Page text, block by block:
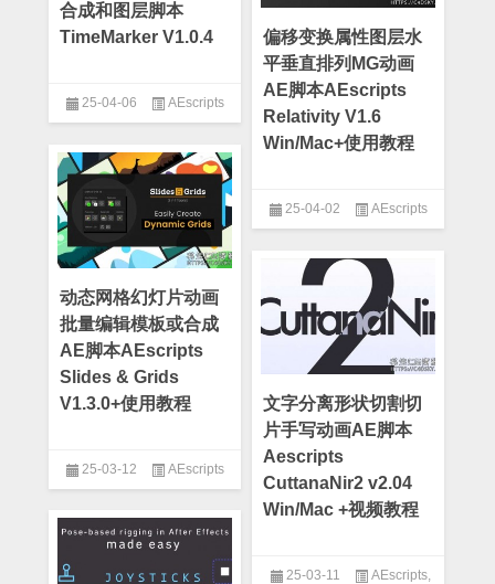
合成和图层脚本
TimeMarker V1.0.4
25-04-06 AEscripts
偏移变换属性图层水
平垂直排列MG动画
AE脚本AEscripts
Relativity V1.6
Win/Mac+使用教程
25-04-02 AEscripts
动态网格幻灯片动画
批量编辑模板或合成
AE脚本AEscripts
Slides & Grids
V1.3.0+使用教程
25-03-12 AEscripts
文字分离形状切割切
片手写动画AE脚本
Aescripts
CuttanaNir2 v2.04
Win/Mac +视频教程
25-03-11 AEscripts